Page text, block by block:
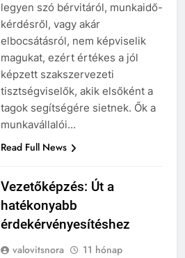
legyen szó bérvitáról, munkaidő-
kérdésről, vagy akár
elbocsátásról, nem képviselik
magukat, ezért értékes a jól
képzett szakszervezeti
tisztségviselők, akik elsőként a
tagok segítségére sietnek. Ők a
munkavállalói…
Read Full News
Vezetőképzés: Út a
hatékonyabb
érdekérvényesítéshez
valovitsnora
11 hónap